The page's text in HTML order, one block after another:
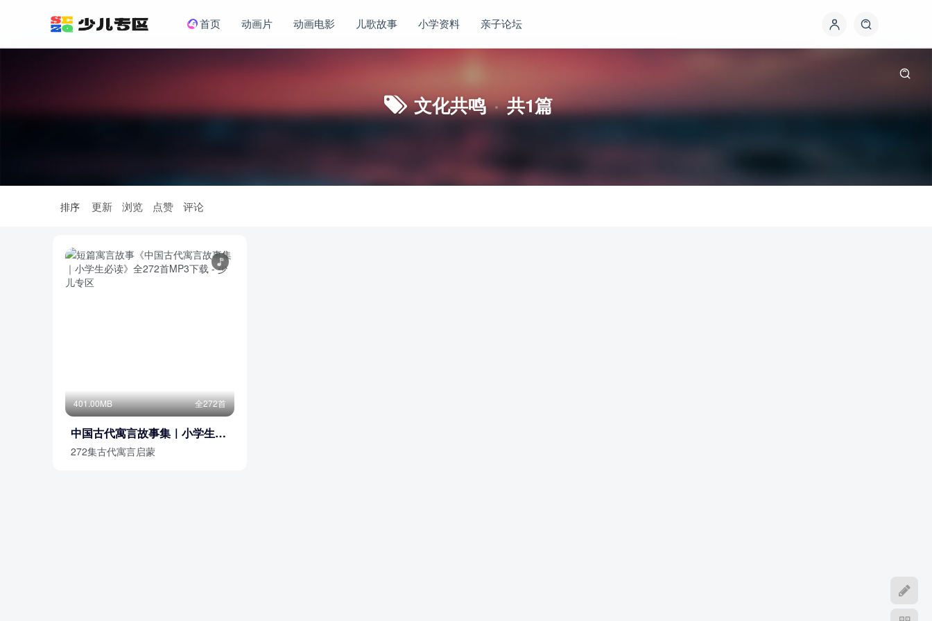
首页 动画片 动画电影 儿歌故事 小学资料 亲子论坛
文化共鸣 共1篇
排序 更新 浏览 点赞 评论
401.00MB 全272首
中国古代寓言故事集｜小学生必
读
272集古代寓言启蒙